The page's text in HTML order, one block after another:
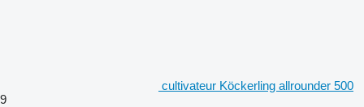
cultivateur Köckerling allrounder 500
9